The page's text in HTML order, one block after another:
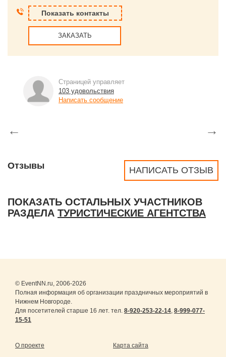
Показать контакты
ЗАКАЗАТЬ
Страницей управляет
103 удовольствия
Написать сообщение
← →
НАПИСАТЬ ОТЗЫВ
Отзывы
ПОКАЗАТЬ ОСТАЛЬНЫХ УЧАСТНИКОВ
РАЗДЕЛА ТУРИСТИЧЕСКИЕ АГЕНТСТВА
© EventNN.ru, 2006-2026
Полная информация об организации праздничных мероприятий в
Нижнем Новгороде.
Для посетителей старше 16 лет. тел. 8-920-253-22-14, 8-999-077-
15-51
О проекте Карта сайта